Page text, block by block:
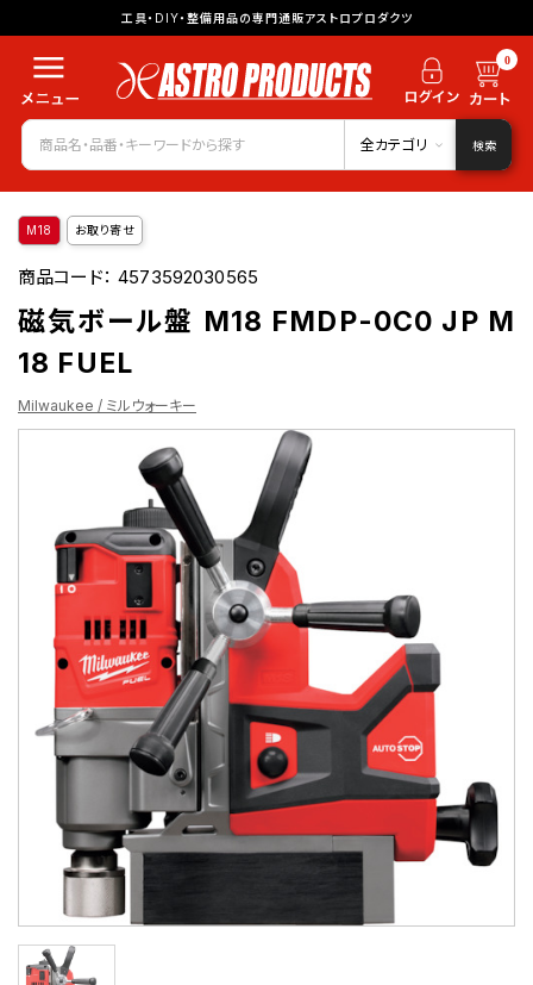
工具・DIY・整備用品の専門通販アストロプロダクツ
0
全カテゴリ 検索
M18 お取り寄せ
商品コード：4573592030565
磁気ボール盤 M18 FMDP-0C0 JP M
18 FUEL
Milwaukee / ミルウォーキー